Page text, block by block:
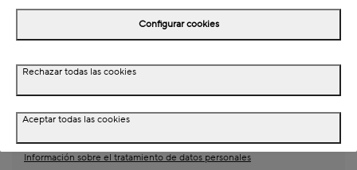
Suscríbete y recibirás -10% de descuento para tu
primera compra
E-mail
Acepto suscribirme a la newsletter
Información sobre el tratamiento de datos personales
Configurar cookies
Rechazar todas las cookies
Aceptar todas las cookies